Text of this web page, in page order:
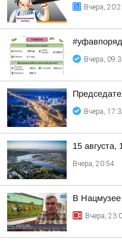
Вчера,
Вчера,
Вчера,
15
Вчера, 20:54
В
Вчера,